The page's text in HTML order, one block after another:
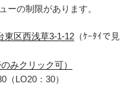
ーの制限があります。
東区西浅草3-1-12 （ｹｰﾀｲで見
みクリック可）
（LO20：30）